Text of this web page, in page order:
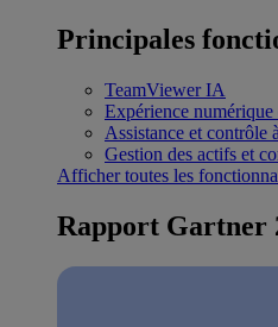
Principales
TeamViewer IA
Expérience numérique
Assistance et contrôle
Gestion des actifs et
Afficher toutes les
Rapport Gartner